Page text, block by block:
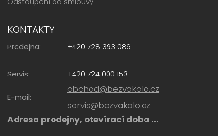
KONTAKTY
Prodejna: +420 728 393 086
Servis: +420 724 000 153
E-mail:
obchod@bezvakolo.cz
servis@bezvakolo.cz
Adresa prodejny, otevírací doba ...